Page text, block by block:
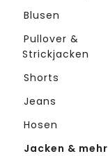
Blusen
Pullover &
Strickjacken
Shorts
Jeans
Hosen
Jacken & mehr